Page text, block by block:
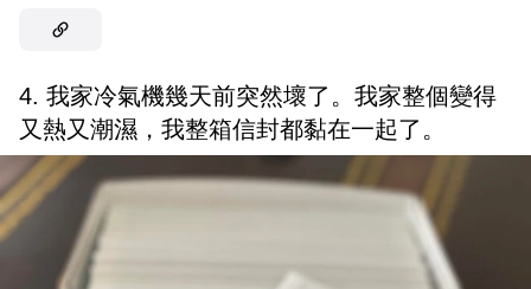
4. 我家冷氣機幾天前突然壞了。我家整個變得
又熱又潮濕，我整箱信封都黏在一起了。